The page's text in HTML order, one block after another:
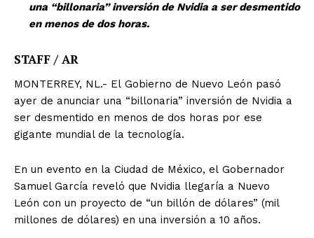
una “billonaria” inversión de Nvidia a ser desmentido
en menos de dos horas.
STAFF / AR
MONTERREY, NL.- El Gobierno de Nuevo León pasó
ayer de anunciar una “billonaria” inversión de Nvidia a
ser desmentido en menos de dos horas por ese
gigante mundial de la tecnología.
En un evento en la Ciudad de México, el Gobernador
Samuel García reveló que Nvidia llegaría a Nuevo
León con un proyecto de “un billón de dólares” (mil
millones de dólares) en una inversión a 10 años.